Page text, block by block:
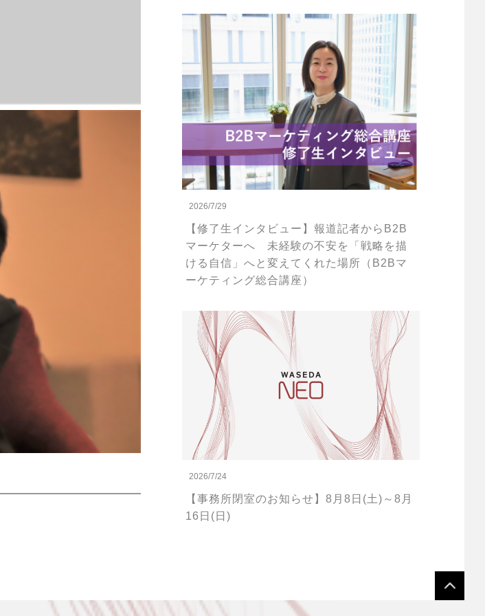
2026/7/29
【修了生インタビュー】報道記者からB2B
マーケターへ 未経験の不安を「戦略を描
ける自信」へと変えてくれた場所（B2Bマ
ーケティング総合講座）
2026/7/24
【事務所閉室のお知らせ】8月8日(土)～8月
16日(日)